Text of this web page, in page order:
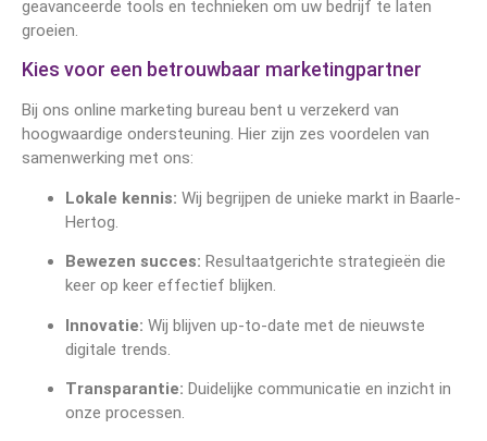
geavanceerde tools en technieken om uw bedrijf te laten
groeien.
Kies voor een betrouwbaar marketingpartner
Bij ons online marketing bureau bent u verzekerd van
hoogwaardige ondersteuning. Hier zijn zes voordelen van
samenwerking met ons:
Lokale kennis: Wij begrijpen de unieke markt in Baarle-
Hertog.
Bewezen succes: Resultaatgerichte strategieën die
keer op keer effectief blijken.
Innovatie: Wij blijven up-to-date met de nieuwste
digitale trends.
Transparantie: Duidelijke communicatie en inzicht in
onze processen.